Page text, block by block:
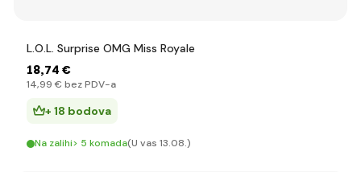
L.O.L. Surprise OMG Miss Royale
18,74 €
14,99 € bez PDV-a
+ 18 bodova
Na zalihi> 5 komada(U vas 13.08.)